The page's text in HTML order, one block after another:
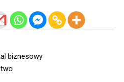
biznesowy